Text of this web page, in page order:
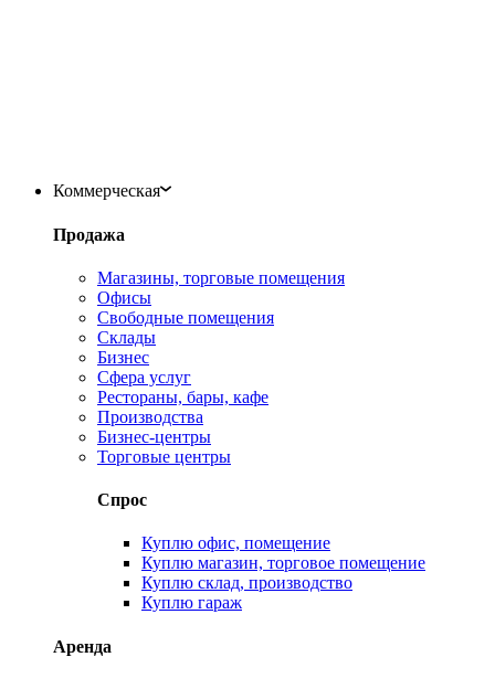
Коммерческая
Продажа
Магазины, торговые помещения
Офисы
Свободные помещения
Склады
Бизнес
Сфера услуг
Рестораны, бары, кафе
Производства
Бизнес-центры
Торговые центры
Спрос
Куплю офис, помещение
Куплю магазин, торговое помещение
Куплю склад, производство
Куплю гараж
Аренда